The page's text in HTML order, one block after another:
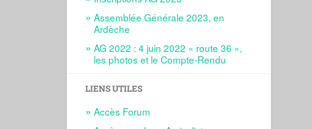
Assemblée Générale 2023, en
Ardèche
AG 2022 : 4 juin 2022 « route 36 »,
les photos et le Compte-Rendu
LIENS UTILES
Accès Forum